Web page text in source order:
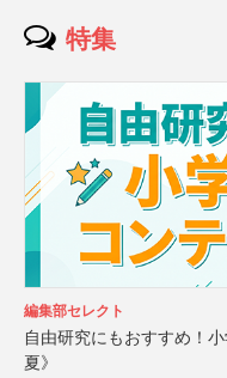
特集
編集部セレクト
自由研究にもおすすめ！
夏》